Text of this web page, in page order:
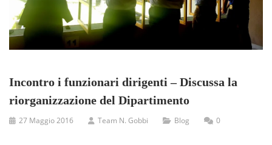
Incontro i funzionari dirigenti – Discussa la
riorganizzazione del Dipartimento
27 Maggio 2016 Team N. Gobbi Blog 0